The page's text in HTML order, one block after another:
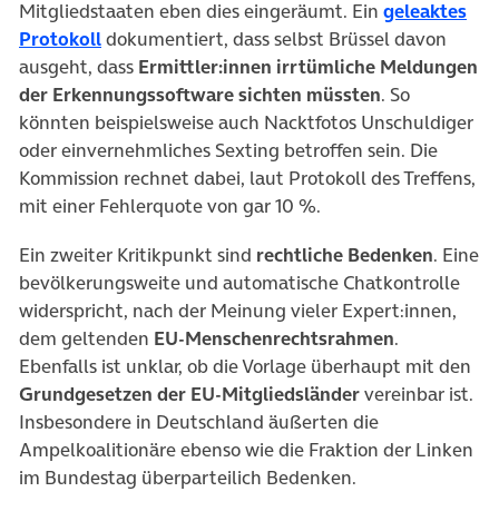
Mitgliedstaaten eben dies eingeräumt. Ein geleaktes
Protokolldokumentiert, dass selbst Brüssel davon
ausgeht, dass Ermittler:innen irrtümliche Meldungen
der Erkennungssoftware sichten müssten. So
könnten beispielsweise auch Nacktfotos Unschuldiger
oder einvernehmliches Sexting betroffen sein. Die
Kommission rechnet dabei, laut Protokoll des Treffens,
mit einer Fehlerquote von gar 10 %.
Ein zweiter Kritikpunkt sind rechtliche Bedenken. Eine
bevölkerungsweite und automatische Chatkontrolle
widerspricht, nach der Meinung vieler Expert:innen,
dem geltenden EU-Menschenrechtsrahmen.
Ebenfalls ist unklar, ob die Vorlage überhaupt mit den
Grundgesetzen der EU-Mitgliedsländervereinbar ist.
Insbesondere in Deutschland äußerten die
Ampelkoalitionäre ebenso wie die Fraktion der Linken
im Bundestag überparteilich Bedenken.